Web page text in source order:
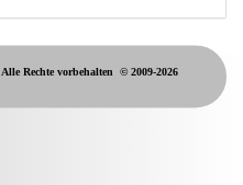
Alle Rechte vorbehalten © 2009-2026